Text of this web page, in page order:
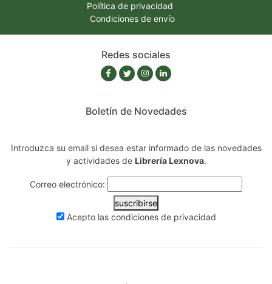
Política de privacidad
Condiciones de envío
Redes sociales
Boletín de Novedades
Introduzca su email si desea estar informado de las novedades
y actividades de Librería Lexnova.
Correo electrónico:
suscribirse
Acepto las condiciones de privacidad